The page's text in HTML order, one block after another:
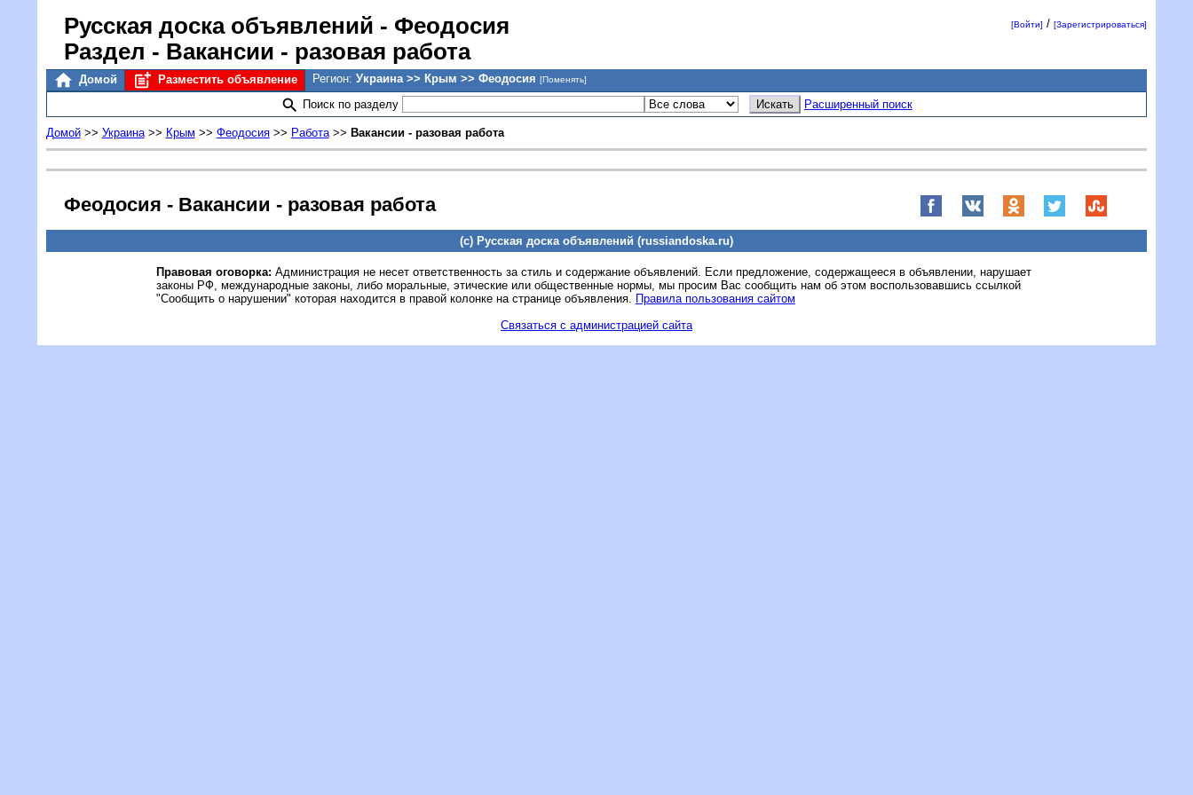
Русская доска объявлений - Феодосия
Раздел - Вакансии - разовая работа
[Войти] /[Зарегистрироваться]
Домой Разместить объявление Регион: Украина >> Крым >> Феодосия [Поменять]
Поиск по разделу Расширенный поиск
Домой>> Украина>> Крым >> Феодосия>> Работа>> Вакансии - разовая работа
Феодосия - Вакансии - разовая работа
(c) Русская доска объявлений (russiandoska.ru)
Правовая оговорка: Администрация не несет ответственность за стиль и содержание объявлений. Если предложение, содержащееся в объявлении, нарушает
законы РФ, международные законы, либо моральные, этические или общественные нормы, мы просим Вас сообщить нам об этом воспользовавшись ссылкой
"Сообщить о нарушении" которая находится в правой колонке на странице объявления. Правила пользования сайтом
Связаться с администрацией сайта